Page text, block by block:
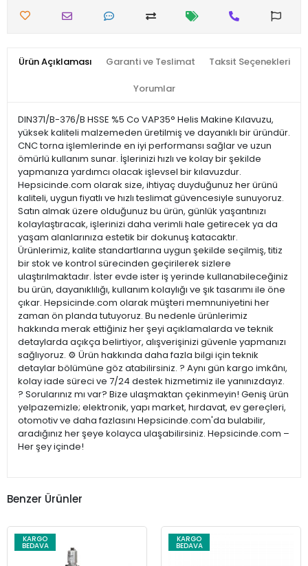
Ürün Açıklaması Garanti ve Teslimat Taksit Seçenekleri
Yorumlar
DIN371/B-376/B HSSE %5 Co VAP35° Helis Makine Kılavuzu,
yüksek kaliteli malzemeden üretilmiş ve dayanıklı bir üründür.
CNC torna işlemlerinde en iyi performansı sağlar ve uzun
ömürlü kullanım sunar. İşlerinizi hızlı ve kolay bir şekilde
yapmanıza yardımcı olacak işlevsel bir kılavuzdur.
Hepsicinde.com olarak size, ihtiyaç duyduğunuz her ürünü
kaliteli, uygun fiyatlı ve hızlı teslimat güvencesiyle sunuyoruz.
Satın almak üzere olduğunuz bu ürün, günlük yaşantınızı
kolaylaştıracak, işlerinizi daha verimli hale getirecek ya da
yaşam alanlarınıza estetik bir dokunuş katacaktır.
Ürünlerimiz, kalite standartlarına uygun şekilde seçilmiş, titiz
bir stok ve kontrol sürecinden geçirilerek sizlere
ulaştırılmaktadır. İster evde ister iş yerinde kullanabileceğiniz
bu ürün, dayanıklılığı, kullanım kolaylığı ve şık tasarımı ile öne
çıkar. Hepsicinde.com olarak müşteri memnuniyetini her
zaman ön planda tutuyoruz. Bu nedenle ürünlerimiz
hakkında merak ettiğiniz her şeyi açıklamalarda ve teknik
detaylarda açıkça belirtiyor, alışverişinizi güvenle yapmanızı
sağlıyoruz. ⚙️ Ürün hakkında daha fazla bilgi için teknik
detaylar bölümüne göz atabilirsiniz. ? Aynı gün kargo imkânı,
kolay iade süreci ve 7/24 destek hizmetimiz ile yanınızdayız.
? Sorularınız mı var? Bize ulaşmaktan çekinmeyin! Geniş ürün
yelpazemizle; elektronik, yapı market, hırdavat, ev gereçleri,
otomotiv ve daha fazlasını Hepsicinde.com'da bulabilir,
aradığınız her şeye kolayca ulaşabilirsiniz. Hepsicinde.com –
Her şey içinde!
Benzer Ürünler
KARGO
BEDAVA
KARGO
BEDAVA